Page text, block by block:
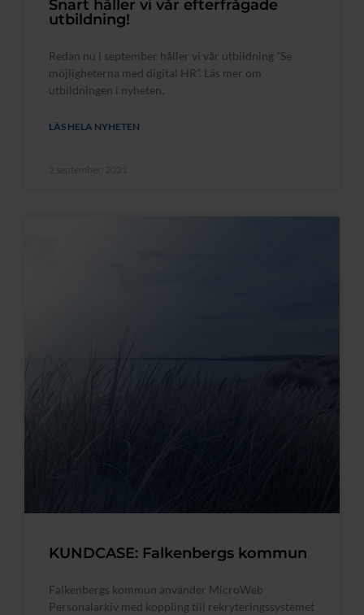
Snart håller vi vår efterfrågade
utbildning!
Redan nu i september håller vi vår utbildning ”Se
möjligheterna med digital HR”. Läs mer om
utbildningen i nyheten.
LÄS HELA NYHETEN
KUNDCASE: Falkenbergs kommun
Falkenbergs kommun använder MicroWeb
Personalarkiv med koppling till rekryteringssystemet